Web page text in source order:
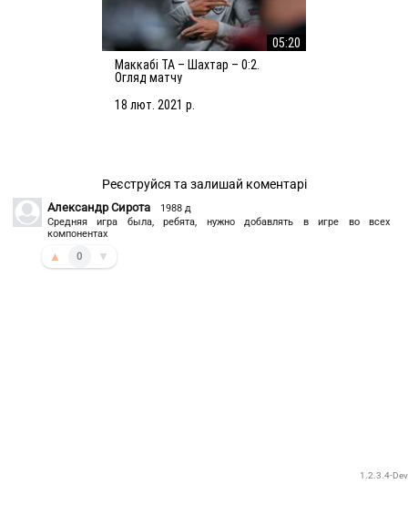
05:20
Маккабі ТА – Шахтар – 0:2.
Огляд матчу
18 лют. 2021 р.